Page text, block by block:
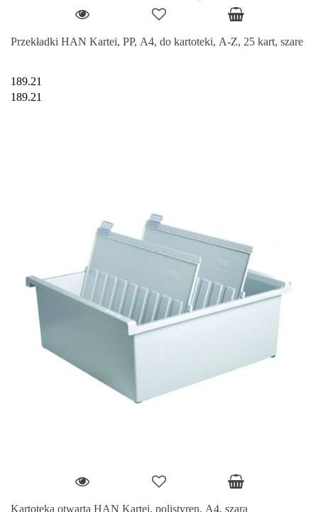
Przekładki HAN Kartei, PP, A4, do kartoteki, A-Z, 25 kart, szare
189.21
189.21
Kartoteka otwarta HAN Kartei, polistyren, A4, szara